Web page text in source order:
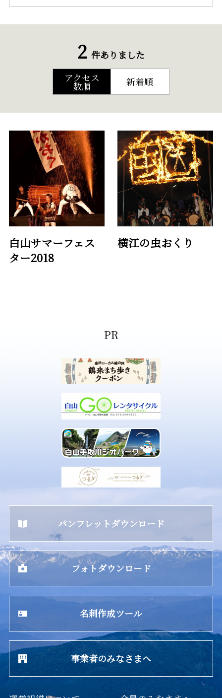
2 件ありました
アクセス
数順 新着順
白山サマーフェス
ター2018
横江の虫おくり
パンフレットダウンロード
フォトダウンロード
名刺作成ツール
事業者のみなさまへ